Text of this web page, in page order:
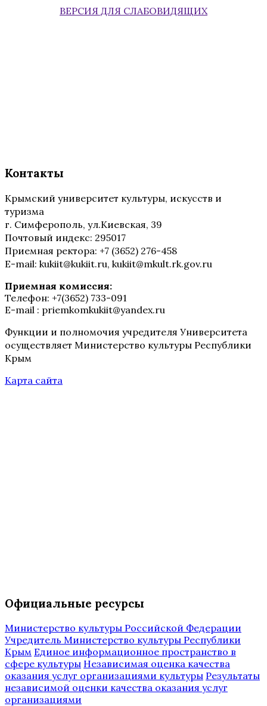
ВЕРСИЯ ДЛЯ СЛАБОВИДЯЩИХ
Контакты
Крымский университет культуры, искусств и
туризма
г. Симферополь, ул.Киевская, 39
Почтовый индекс: 295017
Приемная ректора: +7 (3652) 276-458
E-mail: kukiit@kukiit.ru, kukiit@mkult.rk.gov.ru
Приемная комиссия:
Телефон: +7(3652) 733-091
E-mail : priemkomkukiit@yandex.ru
Функции и полномочия учредителя Университета
осуществляет Министерство культуры Республики
Крым
Карта сайта
Официальные ресурсы
Министерство культуры Российской Федерации
Учредитель Министерство культуры Республики
Крым Единое информационное пространство в
сфере культуры Независимая оценка качества
оказания услуг организациями культуры Результаты
независимой оценки качества оказания услуг
организациями